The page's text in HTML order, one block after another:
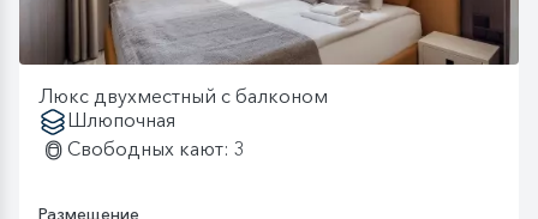
Люкс двухместный с балконом
Шлюпочная
Свободных кают: 3